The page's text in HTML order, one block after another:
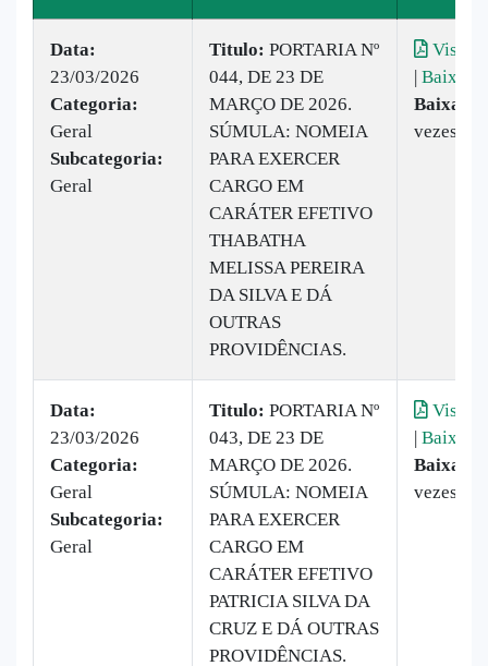
Data:
23/03/2026
Categoria:
Geral
Subcategoria:
Geral
Titulo: PORTARIA Nº
044, DE 23 DE
MARÇO DE 2026.
SÚMULA: NOMEIA
PARA EXERCER
CARGO EM
CARÁTER EFETIVO
THABATHA
MELISSA PEREIRA
DA SILVA E DÁ
OUTRAS
PROVIDÊNCIAS.
| Baixar
Baixado:
vezes
Data:
23/03/2026
Categoria:
Geral
Subcategoria:
Geral
Titulo: PORTARIA Nº
043, DE 23 DE
MARÇO DE 2026.
SÚMULA: NOMEIA
PARA EXERCER
CARGO EM
CARÁTER EFETIVO
PATRICIA SILVA DA
CRUZ E DÁ OUTRAS
PROVIDÊNCIAS.
| Baixar
Baixado:
vezes